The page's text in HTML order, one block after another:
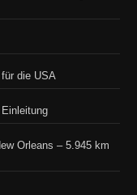
die USA
Orleans – 5.945 km